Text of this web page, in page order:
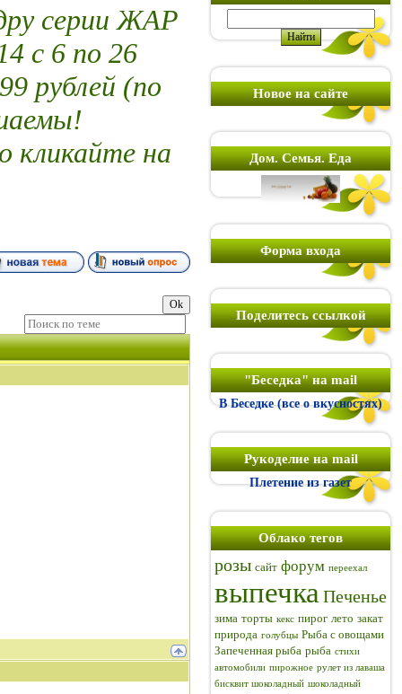
серии ЖАР
с 6 по 26
рублей (по
кликайте на
Новое на сайте
Дом. Семья. Еда
Форма входа
Поделитесь ссылкой
"Беседка" на mail
В Беседке (все о вкусностях)
Рукоделие на mail
Плетение из газет
Облако тегов
розы сайт форум переехал
выпечка Печенье
зима торты кекс пирог лето закат
природа голубцы Рыба с овощами
Запеченная рыба рыба стихи
автомобили пирожное рулет из лаваша
бисквит шоколадный шоколадный